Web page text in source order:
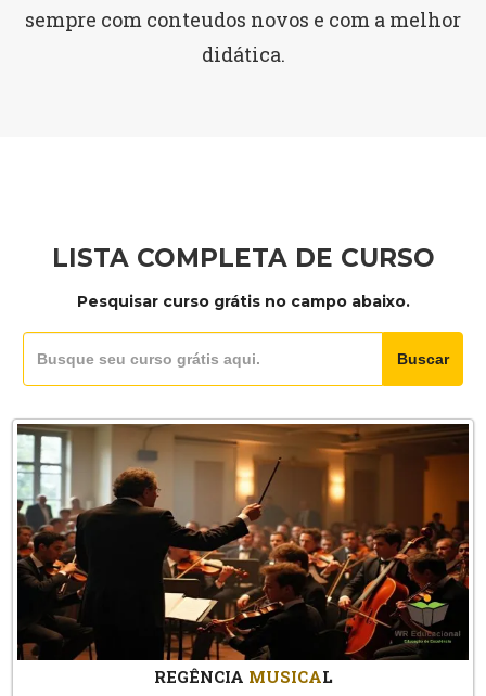
sempre com conteudos novos e com a melhor
didática.
LISTA COMPLETA DE CURSO
Pesquisar curso grátis no campo abaixo.
Buscar
REGÊNCIA MUSICAL